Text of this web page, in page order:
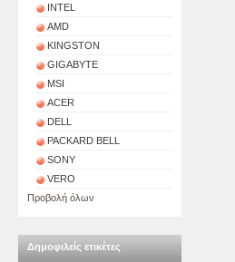
INTEL
AMD
KINGSTON
GIGABYTE
MSI
ACER
DELL
PACKARD BELL
SONY
VERO
Προβολή όλων
Δημοφιλείς ετικέτες